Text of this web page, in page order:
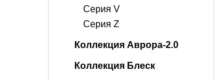
Серия V
Серия Z
Коллекция Аврора-2.0
Коллекция Блеск